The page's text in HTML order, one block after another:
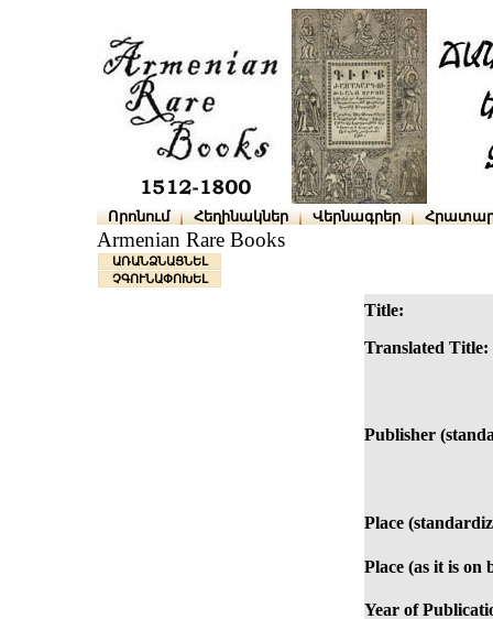
Որոնում Հեղինակներ Վերնագրեր
Armenian Rare Books
ԱՌԱՆՁՆԱՑՆԵԼ
ՉԳՈՒՆԱՓՈԽԵԼ
Title:
Translated Title:
Publisher
Place
Place (as it is on
Year of